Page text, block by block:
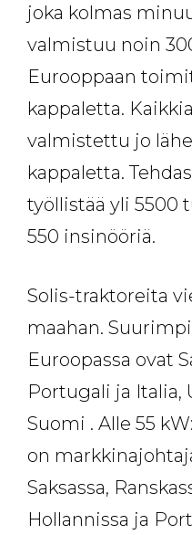
joka kolmas
valmistuu noin
Eurooppaan
kappaletta.
valmistettu jo
kappaletta.
työllistää yli 5500
550 insinööriä.
Solis-traktoreita
maahan.
Euroopassa ovat
Portugali ja Italia,
Suomi . Alle 55
on
Saksassa,
Hollannissa ja